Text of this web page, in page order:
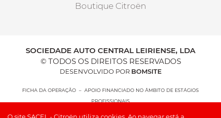
Boutique Citroën
SOCIEDADE AUTO CENTRAL LEIRIENSE, LDA
© TODOS OS DIREITOS RESERVADOS
DESENVOLVIDO POR BOMSITE
FICHA DA OPERAÇÃO – APOIO FINANCIADO NO ÂMBITO DE ESTÁGIOS
PROFISSIONAIS